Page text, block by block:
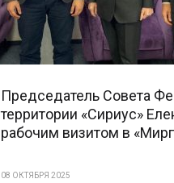
Председатель Совета
территории «Сириус»
рабочим визитом в
08 ОКТЯБРЯ 2025